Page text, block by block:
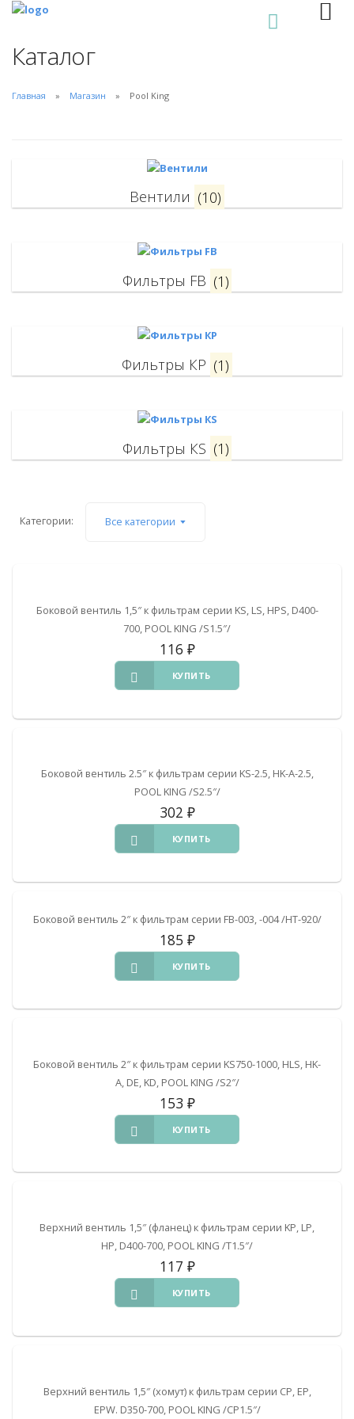
Каталог
Главная Магазин Pool King
Вентили (10)
Фильтры FB (1)
Фильтры КP (1)
Фильтры КS (1)
Категории: Все категории
Боковой вентиль 1,5″ к фильтрам серии KS, LS, HPS, D400-
700, POOL KING /S1.5″/
116 ₽
КУПИТЬ
Боковой вентиль 2.5″ к фильтрам серии KS-2.5, HK-A-2.5,
POOL KING /S2.5″/
302 ₽
КУПИТЬ
Боковой вентиль 2″ к фильтрам серии FB-003, -004 /HT-920/
185 ₽
КУПИТЬ
Боковой вентиль 2″ к фильтрам серии KS750-1000, HLS, HK-
A, DE, KD, POOL KING /S2″/
153 ₽
КУПИТЬ
Верхний вентиль 1,5″ (фланец) к фильтрам серии KP, LP,
HP, D400-700, POOL KING /T1.5″/
117 ₽
КУПИТЬ
Верхний вентиль 1,5″ (хомут) к фильтрам серии CP, EP,
EPW. D350-700, POOL KING /CP1.5″/